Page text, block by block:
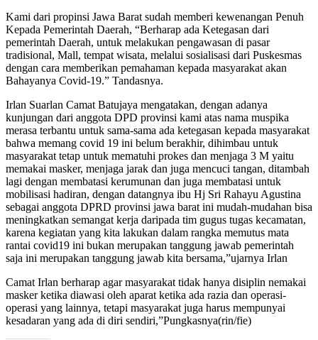
Kami dari propinsi Jawa Barat sudah memberi kewenangan Penuh
Kepada Pemerintah Daerah, “Berharap ada Ketegasan dari
pemerintah Daerah, untuk melakukan pengawasan di pasar
tradisional, Mall, tempat wisata, melalui sosialisasi dari Puskesmas
dengan cara memberikan pemahaman kepada masyarakat akan
Bahayanya Covid-19.” Tandasnya.
Irlan Suarlan Camat Batujaya mengatakan, dengan adanya
kunjungan dari anggota DPD provinsi kami atas nama muspika
merasa terbantu untuk sama-sama ada ketegasan kepada masyarakat
bahwa memang covid 19 ini belum berakhir, dihimbau untuk
masyarakat tetap untuk mematuhi prokes dan menjaga 3 M yaitu
memakai masker, menjaga jarak dan juga mencuci tangan, ditambah
lagi dengan membatasi kerumunan dan juga membatasi untuk
mobilisasi hadiran, dengan datangnya ibu Hj Sri Rahayu Agustina
sebagai anggota DPRD provinsi jawa barat ini mudah-mudahan bisa
meningkatkan semangat kerja daripada tim gugus tugas kecamatan,
karena kegiatan yang kita lakukan dalam rangka memutus mata
rantai covid19 ini bukan merupakan tanggung jawab pemerintah
saja ini merupakan tanggung jawab kita bersama,”ujarnya Irlan
Camat Irlan berharap agar masyarakat tidak hanya disiplin nemakai
masker ketika diawasi oleh aparat ketika ada razia dan operasi-
operasi yang lainnya, tetapi masyarakat juga harus mempunyai
kesadaran yang ada di diri sendiri,”Pungkasnya(rin/fie)